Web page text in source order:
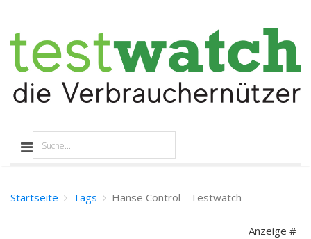
Startseite Tags Hanse Control - Testwatch
Anzeige #